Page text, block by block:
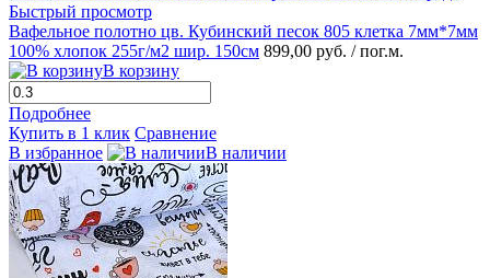
Быстрый просмотр
Вафельное полотно цв. Кубинский песок 805 клетка 7мм*7мм
100% хлопок 255г/м2 шир. 150см 899,00 руб. / пог.м.
В корзину
Подробнее
Купить в 1 клик Сравнение
В избранное
В наличии